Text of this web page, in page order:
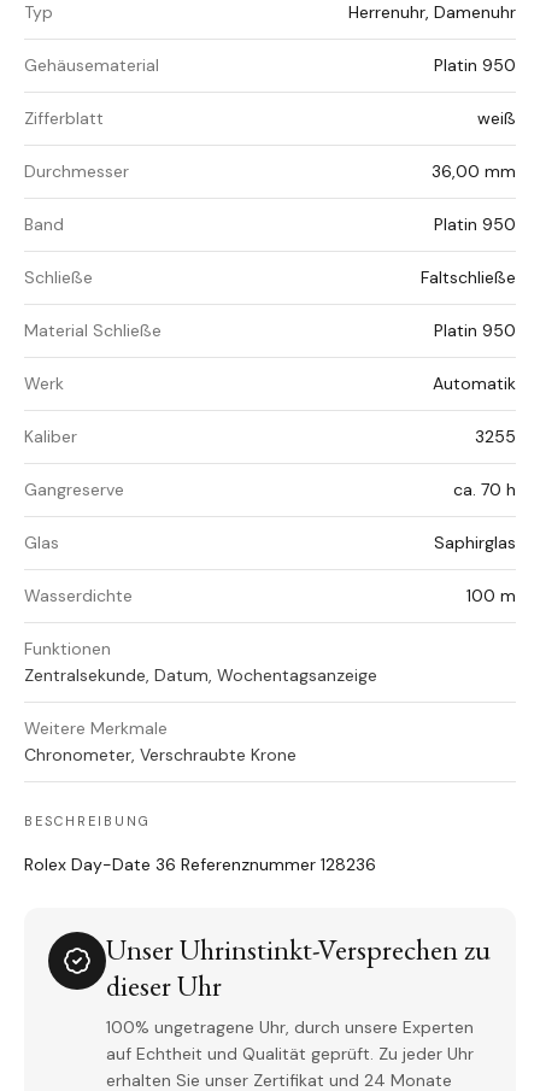
Typ Herrenuhr, Damenuhr
Gehäusematerial Platin 950
Zifferblatt weiß
Durchmesser 36,00 mm
Band Platin 950
Schließe Faltschließe
Material Schließe Platin 950
Werk Automatik
Kaliber 3255
Gangreserve ca. 70 h
Glas Saphirglas
Wasserdichte 100 m
Funktionen
Zentralsekunde, Datum, Wochentagsanzeige
Weitere Merkmale
Chronometer, Verschraubte Krone
BESCHREIBUNG
Rolex Day-Date 36 Referenznummer 128236
Unser Uhrinstinkt-Versprechen zu
dieser Uhr
100% ungetragene Uhr, durch unsere Experten
auf Echtheit und Qualität geprüft. Zu jeder Uhr
erhalten Sie unser Zertifikat und 24 Monate